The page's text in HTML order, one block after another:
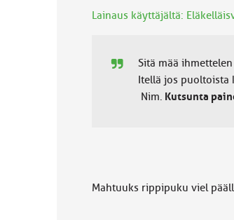
Lainaus käyttäjältä:
Sitä mää
Itellä jos puoltoista
Nim. Kutsunta
Mahtuuks rippipuku viel